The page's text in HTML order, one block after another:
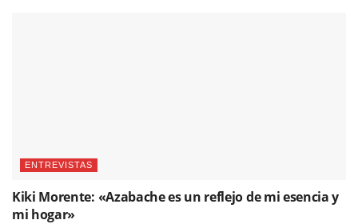
ENTREVISTAS
Kiki Morente: «Azabache es un reflejo de mi esencia y
mi hogar»